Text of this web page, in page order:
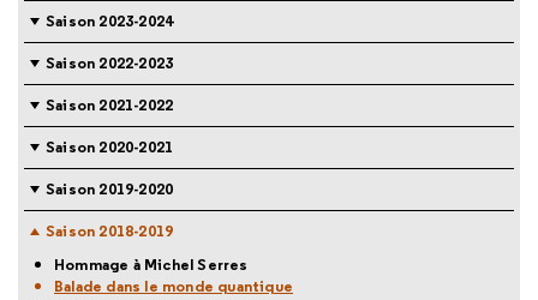
Saison 2023-2024
Saison 2022-2023
Saison 2021-2022
Saison 2020-2021
Saison 2019-2020
Saison 2018-2019
Hommage à Michel Serres
Balade dans le monde quantique